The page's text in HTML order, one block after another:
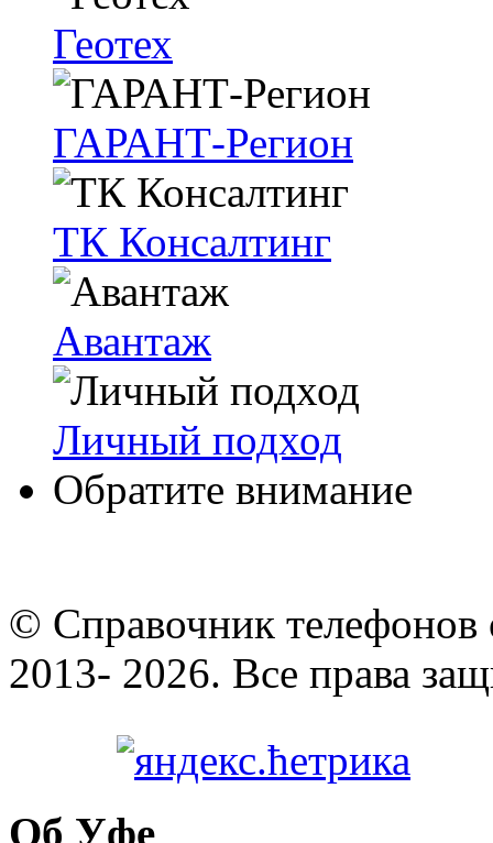
Геотех
ГАРАНТ-Регион
ТК Консалтинг
Авантаж
Личный подход
Обратите внимание
© Cправочник телефонов
2013- 2026. Все права
Об Уфе